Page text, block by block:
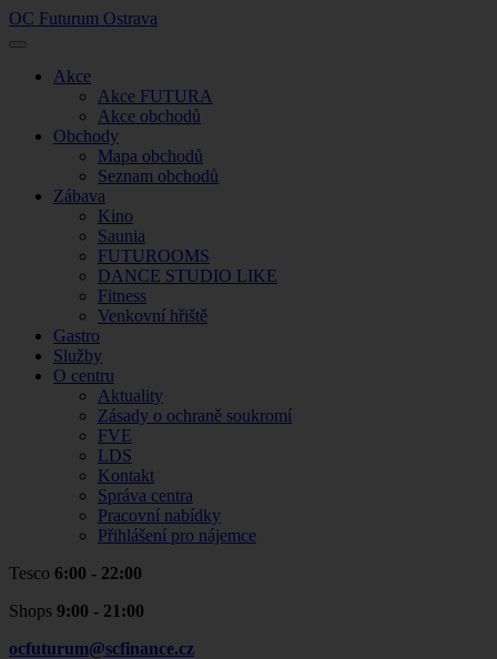
OC Futurum Ostrava
Akce
Akce FUTURA
Akce obchodů
Obchody
Mapa obchodů
Seznam obchodů
Zábava
Kino
Saunia
FUTUROOMS
DANCE STUDIO LIKE
Fitness
Venkovní hřiště
Gastro
Služby
O centru
Aktuality
Zásady o ochraně soukromí
FVE
LDS
Kontakt
Správa centra
Pracovní nabídky
Přihlášení pro nájemce
Tesco 6:00 - 22:00
Shops 9:00 - 21:00
ocfuturum@scfinance.cz